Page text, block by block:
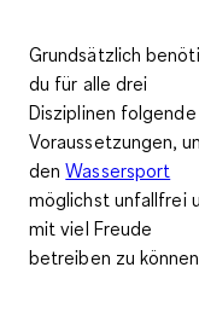
Grundsätzlich
du für alle drei
Disziplinen folgende
Voraussetzungen,
denWassersport
möglichst unfallfrei
mit viel Freude
betreiben zu